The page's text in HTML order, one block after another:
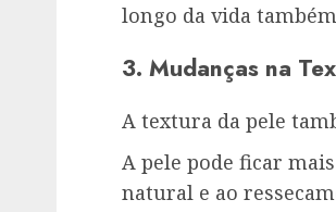
longo da vida
3. Mudanças na
A textura da pele
A pele pode ficar
natural e ao